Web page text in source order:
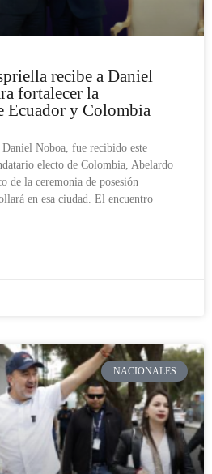
recibe a Daniel
fortalecer la
Ecuador y Colombia
Noboa, fue recibido este
electo de Colombia, Abelardo
de la ceremonia de posesión
en esa ciudad. El encuentro
NACIONALES